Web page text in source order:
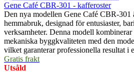
Gene Café CBR-301 - kafferoster
Den nya modellen Gene Café CBR-301
hemmabruk, designad för entusiaster,
verksamheter. Denna modell kombinerar
mekaniska byggkvaliteten med den
vilket garanterar professionella resultat i
Gratis frakt
Utsåld